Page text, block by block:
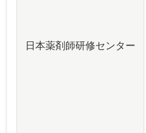
日本薬剤師研修センター